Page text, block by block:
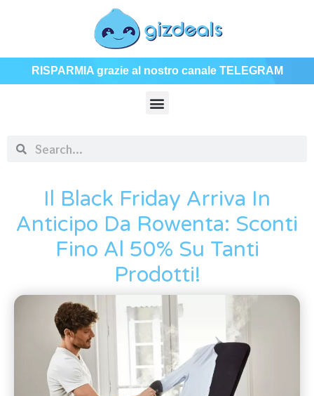
RISPARMIA grazie al nostro canale TELEGRAM
Il Black Friday Arriva In
Anticipo Da Rowenta: Sconti
Fino Al 50% Su Tanti
Prodotti!